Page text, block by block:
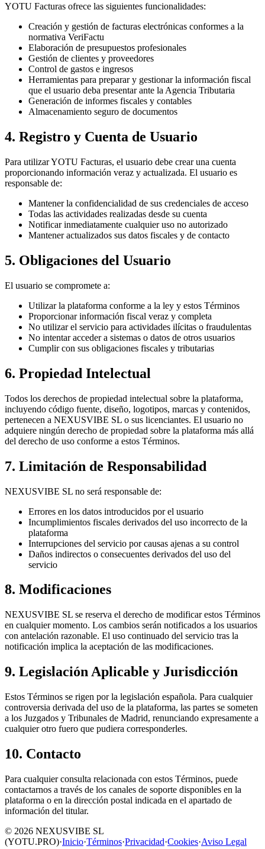
YOTU Facturas ofrece las siguientes funcionalidades:
Creación y gestión de facturas electrónicas conformes a la
normativa VeriFactu
Elaboración de presupuestos profesionales
Gestión de clientes y proveedores
Control de gastos e ingresos
Herramientas para preparar y gestionar la información fiscal
que el usuario deba presentar ante la Agencia Tributaria
Generación de informes fiscales y contables
Almacenamiento seguro de documentos
4. Registro y Cuenta de Usuario
Para utilizar YOTU Facturas, el usuario debe crear una cuenta
proporcionando información veraz y actualizada. El usuario es
responsable de:
Mantener la confidencialidad de sus credenciales de acceso
Todas las actividades realizadas desde su cuenta
Notificar inmediatamente cualquier uso no autorizado
Mantener actualizados sus datos fiscales y de contacto
5. Obligaciones del Usuario
El usuario se compromete a:
Utilizar la plataforma conforme a la ley y estos Términos
Proporcionar información fiscal veraz y completa
No utilizar el servicio para actividades ilícitas o fraudulentas
No intentar acceder a sistemas o datos de otros usuarios
Cumplir con sus obligaciones fiscales y tributarias
6. Propiedad Intelectual
Todos los derechos de propiedad intelectual sobre la plataforma,
incluyendo código fuente, diseño, logotipos, marcas y contenidos,
pertenecen a NEXUSVIBE SL o sus licenciantes. El usuario no
adquiere ningún derecho de propiedad sobre la plataforma más allá
del derecho de uso conforme a estos Términos.
7. Limitación de Responsabilidad
NEXUSVIBE SL no será responsable de:
Errores en los datos introducidos por el usuario
Incumplimientos fiscales derivados del uso incorrecto de la
plataforma
Interrupciones del servicio por causas ajenas a su control
Daños indirectos o consecuentes derivados del uso del
servicio
8. Modificaciones
NEXUSVIBE SL se reserva el derecho de modificar estos Términos
en cualquier momento. Los cambios serán notificados a los usuarios
con antelación razonable. El uso continuado del servicio tras la
notificación implica la aceptación de las modificaciones.
9. Legislación Aplicable y Jurisdicción
Estos Términos se rigen por la legislación española. Para cualquier
controversia derivada del uso de la plataforma, las partes se someten
a los Juzgados y Tribunales de Madrid, renunciando expresamente a
cualquier otro fuero que pudiera corresponderles.
10. Contacto
Para cualquier consulta relacionada con estos Términos, puede
contactarnos a través de los canales de soporte disponibles en la
plataforma o en la dirección postal indicada en el apartado de
información del titular.
© 2026 NEXUSVIBE SL
(YOTU.PRO)·Inicio·Términos·Privacidad·Cookies·Aviso Legal